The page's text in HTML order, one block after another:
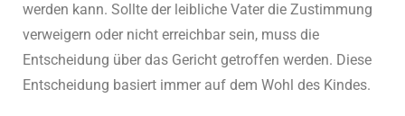
werden kann. Sollte der leibliche Vater die Zustimmung
verweigern oder nicht erreichbar sein, muss die
Entscheidung über das Gericht getroffen werden. Diese
Entscheidung basiert immer auf dem Wohl des Kindes.